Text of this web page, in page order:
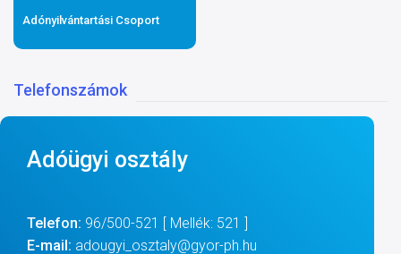
Adónyilvántartási Csoport
Telefonszámok
Adóügyi osztály
Telefon: 96/500-521 [ Mellék: 521 ]
E-mail: adougyi_osztaly@gyor-ph.hu